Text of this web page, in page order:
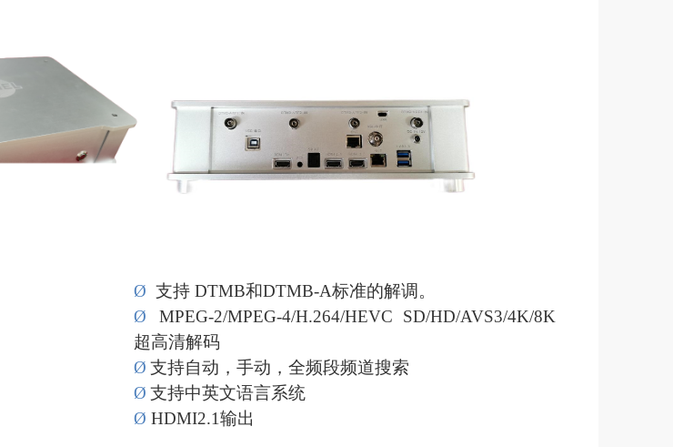
Ø 支持 DTMB和DTMB-A标准的解调。
Ø
MPEG-2/MPEG-4/H.264/HEVC SD/HD/AVS3/4K/8K
超高清解码
Ø 支持自动，手动，全频段频道搜索
Ø 支持中英文语言系统
Ø HDMI2.1输出